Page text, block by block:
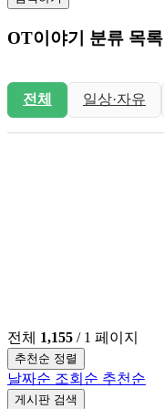
OT이야기 분류 목록
전체 일상·자유
전체 1,155 / 1 페이지
추천순 정렬
날짜순 조회순 추천순
게시판 검색